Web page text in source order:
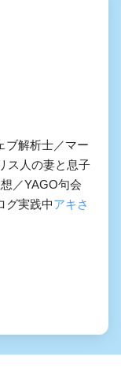
ブ解析士／マー
ス人の妻と息子
／YAGO句会
グ実践中アキさ